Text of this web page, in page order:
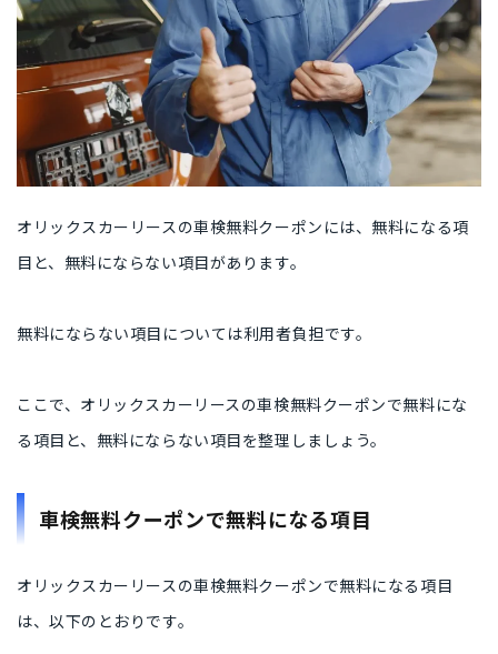
オリックスカーリースの車検無料クーポンには、無料になる項
目と、無料にならない項目があります。
無料にならない項目については利用者負担です。
ここで、オリックスカーリースの車検無料クーポンで無料にな
る項目と、無料にならない項目を整理しましょう。
車検無料クーポンで無料になる項目
オリックスカーリースの車検無料クーポンで無料になる項目
は、以下のとおりです。